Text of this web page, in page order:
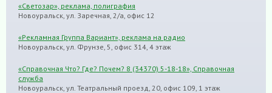
«Светозар», реклама, полиграфия
Новоуральск, ул. Заречная, 2/а, офис 12
«Рекламная Группа Вариант», реклама на радио
Новоуральск, ул. Фрунзе, 5, офис 314, 4 этаж
«Справочная Что? Где? Почем? 8 (34370) 5-18-18», Справочная
служба
Новоуральск, ул. Театральный проезд, 20, офис 109, 1 этаж